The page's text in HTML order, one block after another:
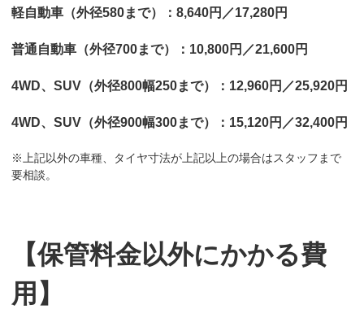
軽自動車（外径580まで）：8,640円／17,280円
普通自動車（外径700まで）：10,800円／21,600円
4WD、SUV（外径800幅250まで）：12,960円／25,920円
4WD、SUV（外径900幅300まで）：15,120円／32,400円
※上記以外の車種、タイヤ寸法が上記以上の場合はスタッフまで
要相談。
【保管料金以外にかかる費
用】